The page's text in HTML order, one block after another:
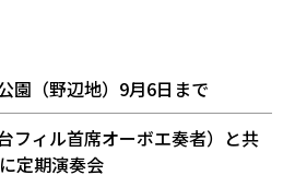
（野辺地）9月6日まで
フィル首席オーボエ奏者）と共
定期演奏会